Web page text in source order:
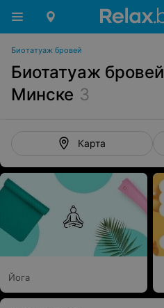
Биотатуаж бровей
Биотатуаж
Минске 3
Карта
Йога